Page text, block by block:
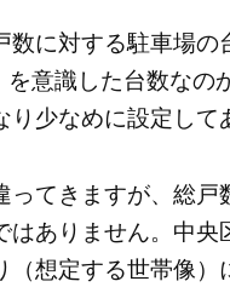
数に対する駐車場の
意識した台数なの
少なめに設定して
てきますが、総戸
ありません。中央
想定する世帯像）